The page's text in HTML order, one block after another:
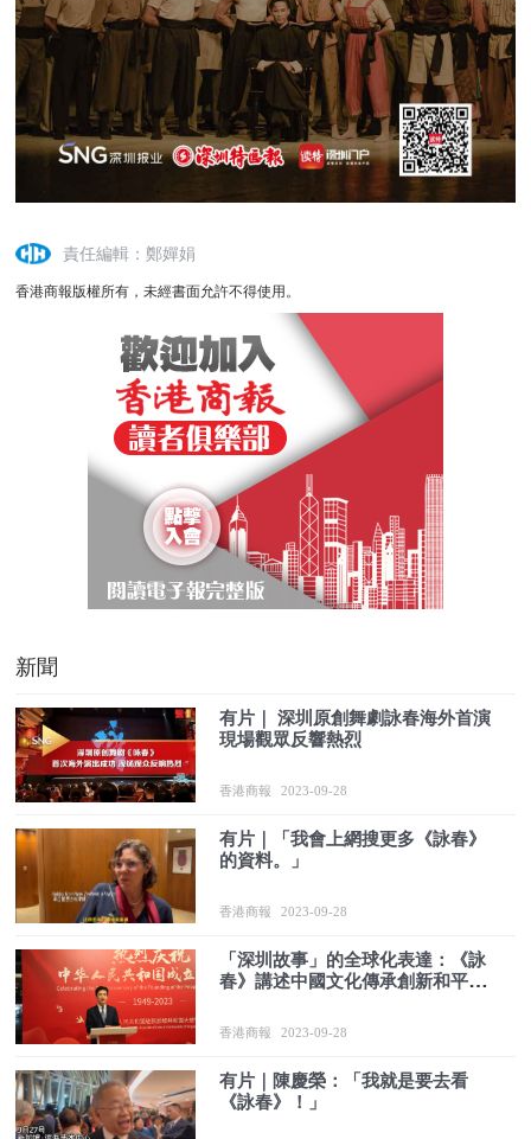
責任編輯：鄭嬋娟
香港商報版權所有，未經書面允許不得使用。
新聞
有片｜ 深圳原創舞劇詠春海外首演
現場觀眾反響熱烈
香港商報 2023-09-28
有片｜「我會上網搜更多《詠春》
的資料。」
香港商報 2023-09-28
「深圳故事」的全球化表達：《詠
春》講述中國文化傳承創新和平包
香港商報 2023-09-28
有片｜陳慶榮：「我就是要去看
《詠春》！」